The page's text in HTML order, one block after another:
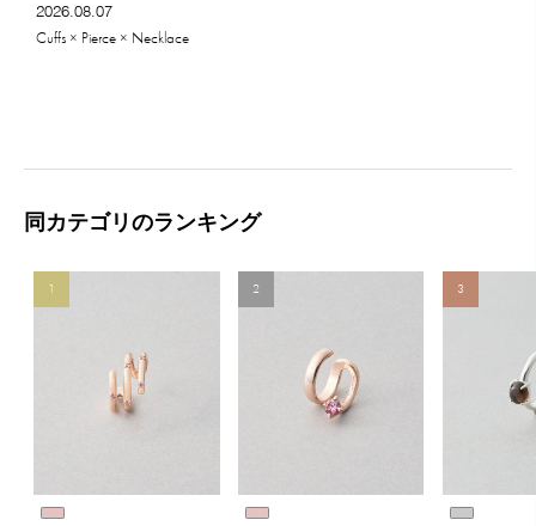
2026.08.07
Cuffs × Pierce × Necklace
同カテゴリのランキング
1 2 3